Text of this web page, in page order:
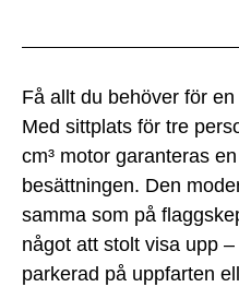
Få allt du behöver för
Med sittplats för tre
cm³ motor garanteras
besättningen. Den
samma som på
något att stolt visa upp
parkerad på uppfarten